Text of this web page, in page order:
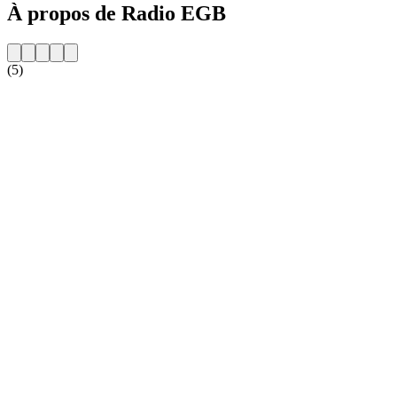
À propos de Radio EGB
(5)